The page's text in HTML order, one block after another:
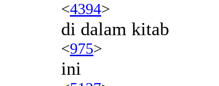
<4394>
di dalam kitab
<975>
ini